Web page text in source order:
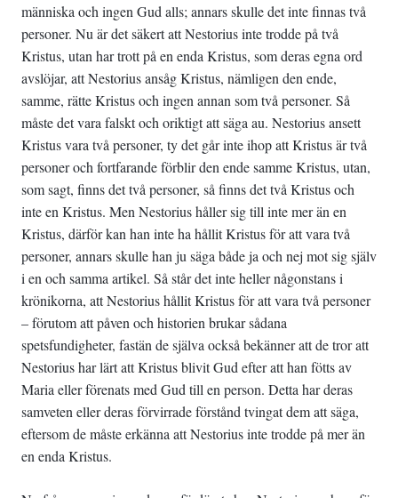
människa och ingen Gud alls; annars skulle det inte finnas två
personer. Nu är det säkert att Nestorius inte trodde på två
Kristus, utan har trott på en enda Kristus, som deras egna ord
avslöjar, att Nestorius ansåg Kristus, nämligen den ende,
samme, rätte Kristus och ingen annan som två personer. Så
måste det vara falskt och oriktigt att säga au. Nestorius ansett
Kristus vara två personer, ty det går inte ihop att Kristus är två
personer och fortfarande förblir den ende samme Kristus, utan,
som sagt, finns det två personer, så finns det två Kristus och
inte en Kristus. Men Nestorius håller sig till inte mer än en
Kristus, därför kan han inte ha hållit Kristus för att vara två
personer, annars skulle han ju säga både ja och nej mot sig själv
i en och samma artikel. Så står det inte heller någonstans i
krönikorna, att Nestorius hållit Kristus för att vara två personer
– förutom att påven och historien brukar sådana
spetsfundigheter, fastän de själva också bekänner att de tror att
Nestorius har lärt att Kristus blivit Gud efter att han fötts av
Maria eller förenats med Gud till en person. Detta har deras
samveten eller deras förvirrade förstånd tvingat dem att säga,
eftersom de måste erkänna att Nestorius inte trodde på mer än
en enda Kristus.